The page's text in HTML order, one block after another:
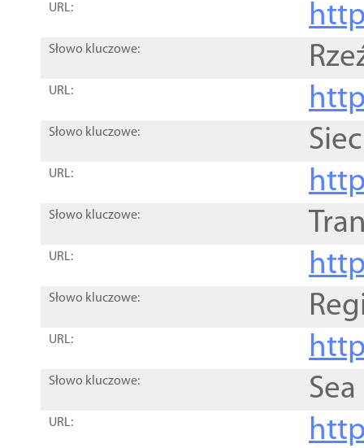
URL:
Słowo kluczowe:
URL:
Słowo kluczowe:
URL:
Słowo kluczowe:
URL:
Słowo kluczowe:
URL:
Słowo kluczowe:
URL: